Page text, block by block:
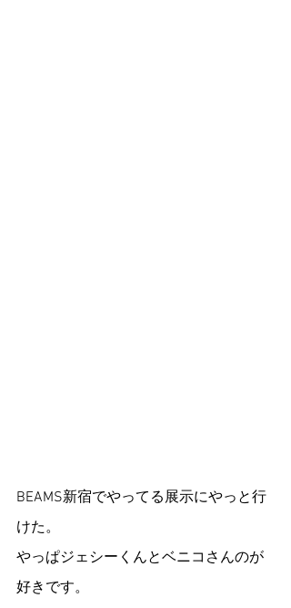
BEAMS新宿でやってる展示にやっと行
けた。
やっぱジェシーくんとベニコさんのが
好きです。